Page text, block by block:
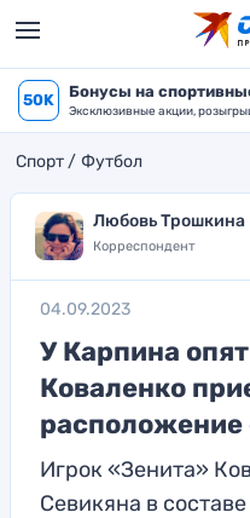
50K Бонусы на
Эксклюзивные акции,
Спорт Футбол
Любовь Трошкина
Корреспондент
04.09.2023
У Карпина
Коваленко
расположение
Игрок «Зенита»
Севикяна в